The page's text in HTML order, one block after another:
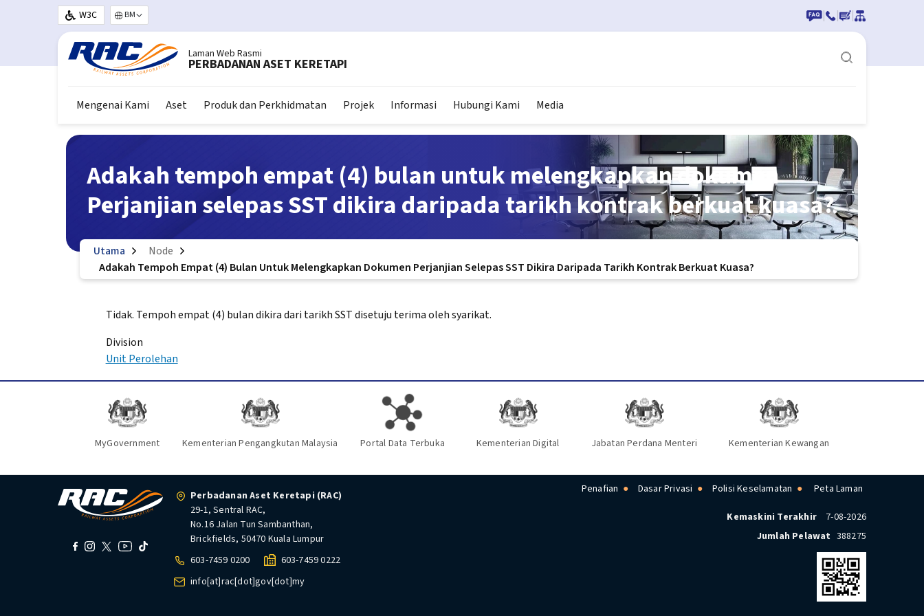
Langkau ke kandungan utama
W3C Select your language | | |
Laman Web Rasmi
PERBADANAN ASET KERETAPI
Mengenai Kami Aset Produk dan Perkhidmatan Projek Informasi Hubungi Kami Media
Adakah tempoh empat (4) bulan untuk melengkapkan dokumen
Perjanjian selepas SST dikira daripada tarikh kontrak berkuat kuasa?
Utama
Node
Adakah Tempoh Empat (4) Bulan Untuk Melengkapkan Dokumen Perjanjian Selepas SST Dikira Daripada Tarikh Kontrak Berkuat Kuasa?
Tidak. Tempoh empat (4) bulan dikira dari tarikh SST disetuju terima oleh syarikat.
Division
Unit Perolehan
MyGovernment Kementerian Pengangkutan Malaysia Portal Data Terbuka Kementerian Digital Jabatan Perdana Menteri Kementerian Kewangan
Perbadanan Aset Keretapi (RAC)
29-1, Sentral RAC,
No.16 Jalan Tun Sambanthan,
Brickfields, 50470 Kuala Lumpur
603-7459 0200
603-7459 0222
info[at]rac[dot]gov[dot]my
Penafian Dasar Privasi Polisi Keselamatan Peta Laman
Kemaskini Terakhir
7-08-2026
Jumlah Pelawat 388275